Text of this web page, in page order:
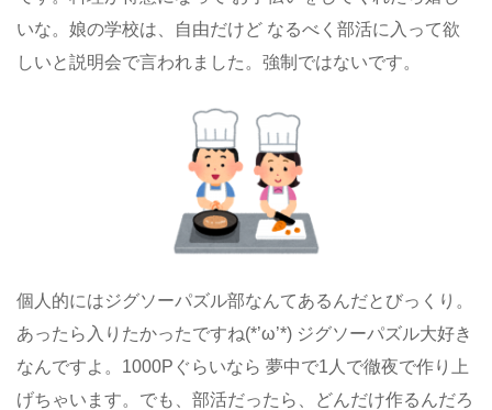
いな。娘の学校は、自由だけど なるべく部活に入って欲
しいと説明会で言われました。強制ではないです。
個人的にはジグソーパズル部なんてあるんだとびっくり。
あったら入りたかったですね(*’ω’*) ジグソーパズル大好き
なんですよ。1000Pぐらいなら 夢中で1人で徹夜で作り上
げちゃいます。でも、部活だったら、どんだけ作るんだろ